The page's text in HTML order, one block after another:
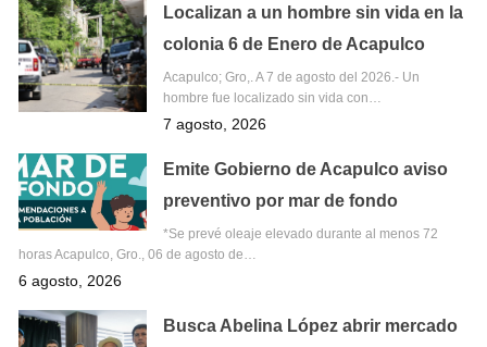
Localizan a un hombre sin vida en la
colonia 6 de Enero de Acapulco
Acapulco; Gro,. A 7 de agosto del 2026.- Un
hombre fue localizado sin vida con…
7 agosto, 2026
Emite Gobierno de Acapulco aviso
preventivo por mar de fondo
*Se prevé oleaje elevado durante al menos 72
horas Acapulco, Gro., 06 de agosto de…
6 agosto, 2026
Busca Abelina López abrir mercado